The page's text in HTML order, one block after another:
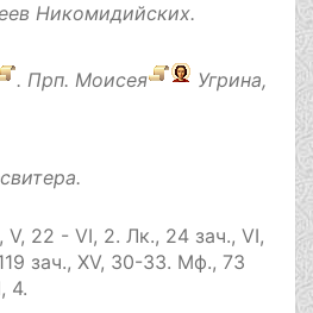
Никомидийских.
. Прп. Моисея
Угрина,
V, 22 - VI, 2. Лк., 24 зач., VI,
зач., XV, 30-33. Мф., 73
4.